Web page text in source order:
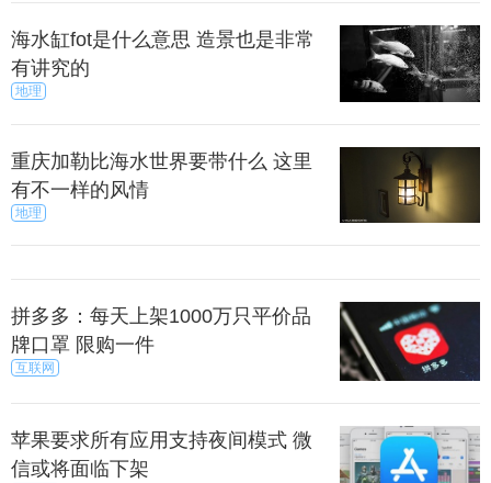
海水缸fot是什么意思 造景也是非常
有讲究的
地理
重庆加勒比海水世界要带什么 这里
有不一样的风情
地理
拼多多：每天上架1000万只平价品
牌口罩 限购一件
互联网
苹果要求所有应用支持夜间模式 微
信或将面临下架